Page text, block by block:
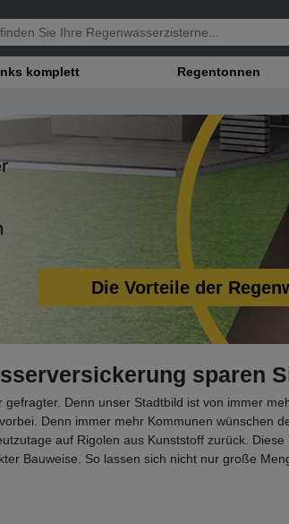
komplett Regentonnen
Die Vorteile der
sparen
Denn unser Stadtbild ist von immer
Denn immer mehr Kommunen wünschen
auf Rigolen aus Kunststoff zurück.
Bauweise. So lassen sich nicht nur große